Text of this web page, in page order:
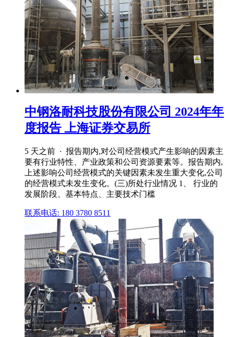
中钢洛耐科技股份有限公司 2024年年
度报告 上海证券交易所
5 天之前 · 报告期内,对公司经营模式产生影响的因素主
要有行业特性、产业政策和公司资源要素等。报告期内,
上述影响公司经营模式的关键因素未发生重大变化,公司
的经营模式未发生变化。(三)所处行业情况 1、 行业的
发展阶段、基本特点、主要技术门槛
联系电话: 180 3780 8511